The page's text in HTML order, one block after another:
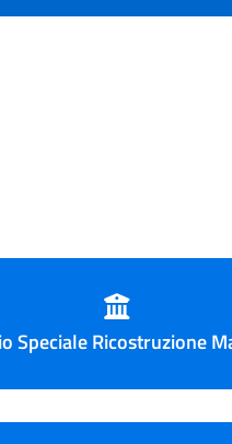
Speciale Ricostruzione